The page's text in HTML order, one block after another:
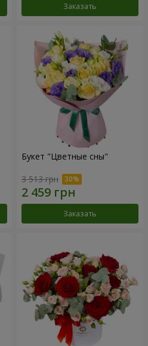
Заказать
Букет "Цветные сны"
3 513 грн
Заказать